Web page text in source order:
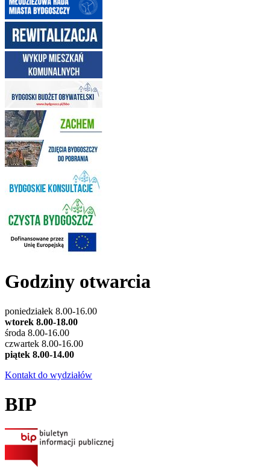
Godziny otwarcia
poniedziałek 8.00-16.00
wtorek 8.00-18.00
środa 8.00-16.00
czwartek 8.00-16.00
piątek 8.00-14.00
Kontakt do wydziałów
BIP